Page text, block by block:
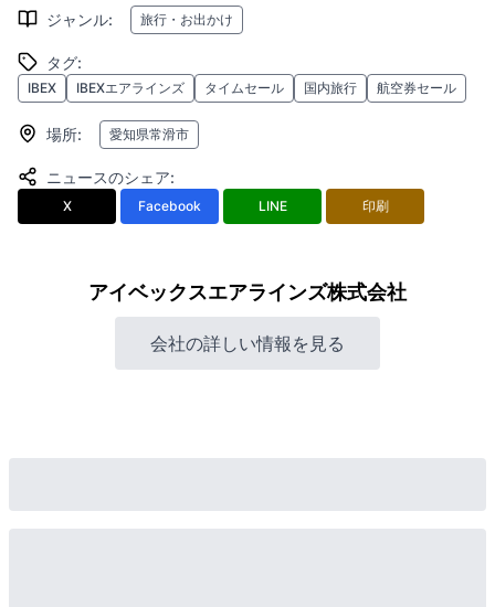
ジャンル: 旅行・お出かけ
タグ:
IBEX IBEXエアラインズ タイムセール 国内旅行 航空券セール
場所: 愛知県常滑市
ニュースのシェア:
X Facebook LINE 印刷
アイベックスエアラインズ株式会社
会社の詳しい情報を見る